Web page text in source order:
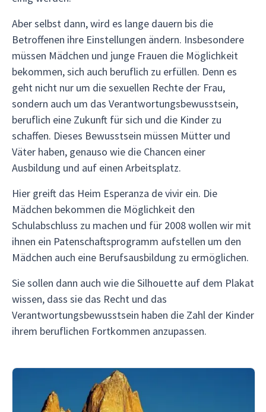
Aber selbst dann, wird es lange dauern bis die
Betroffenen ihre Einstellungen ändern. Insbesondere
müssen Mädchen und junge Frauen die Möglichkeit
bekommen, sich auch beruflich zu erfüllen. Denn es
geht nicht nur um die sexuellen Rechte der Frau,
sondern auch um das Verantwortungsbewusstsein,
beruflich eine Zukunft für sich und die Kinder zu
schaffen. Dieses Bewusstsein müssen Mütter und
Väter haben, genauso wie die Chancen einer
Ausbildung und auf einen Arbeitsplatz.
Hier greift das Heim Esperanza de vivir ein. Die
Mädchen bekommen die Möglichkeit den
Schulabschluss zu machen und für 2008 wollen wir mit
ihnen ein Patenschaftsprogramm aufstellen um den
Mädchen auch eine Berufsausbildung zu ermöglichen.
Sie sollen dann auch wie die Silhouette auf dem Plakat
wissen, dass sie das Recht und das
Verantwortungsbewusstsein haben die Zahl der Kinder
ihrem beruflichen Fortkommen anzupassen.